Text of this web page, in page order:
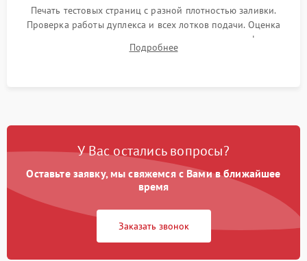
Печать тестовых страниц с разной плотностью заливки.
Проверка работы дуплекса и всех лотков подачи. Оценка
качества запекания тонера и полное отсутствие дефектов
изображения перед выдачей готового устройства.
Подробнее
У Вас остались вопросы?
Оставьте заявку, мы свяжемся с Вами в ближайшее
время
Заказать звонок